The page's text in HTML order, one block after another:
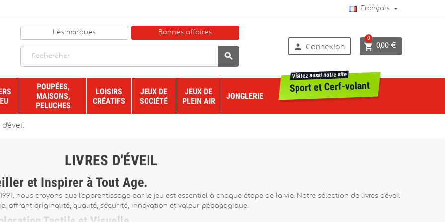
Français
Les marques Bonnes affaires

 Connexion  0,00 €
0
POUPÉES,
MAISONS,
PELUCHES
LOISIRS
CRÉATIFS
JEUX DE
SOCIÉTÉ
JEUX DE
PLEIN AIR
JONGLERIE
Sport et Cerf-volant
Visitez aussi notre site
d'éveil
LIVRES D'ÉVEIL
et Inspirer à Tout Âge.
nous croyons que l'apprentissage par le jeu est essentiel à chaque étape de la vie. Notre sélection de livres d'éveil
offrant originalité, qualité, sécurité, innovation et valeur pédagogique.